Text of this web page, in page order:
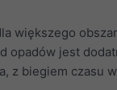
większego
jest
z biegiem czasu